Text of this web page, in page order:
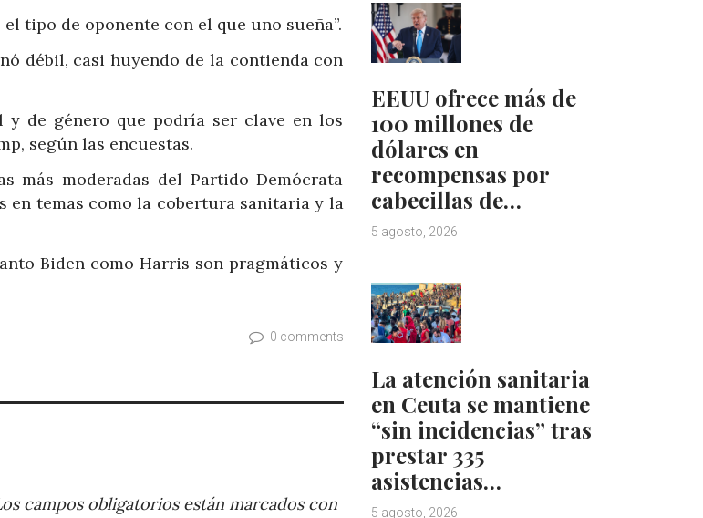
tipo de oponente con el que uno sueña”.
débil, casi huyendo de la contienda con
de género que podría ser clave en los
según las encuestas.
más moderadas del Partido Demócrata
en temas como la cobertura sanitaria y la
Biden como Harris son pragmáticos y
0 comments
campos obligatorios están marcados con
EEUU ofrece más de
100 millones de
dólares en
recompensas por
cabecillas de…
5 agosto, 2026
La atención sanitaria
en Ceuta se mantiene
“sin incidencias” tras
prestar 335
asistencias…
5 agosto, 2026